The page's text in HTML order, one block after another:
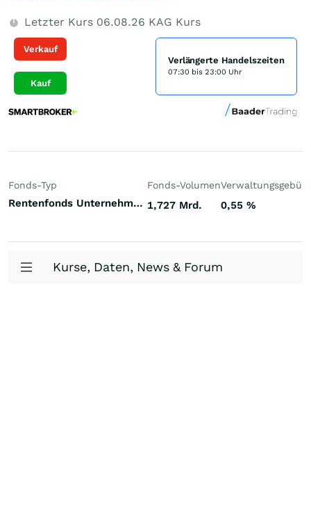
Letzter Kurs 06.08.26 KAG Kurs
Verkauf
Kauf
Verlängerte Handelszeiten
07:30 bis 23:00 Uhr
Fonds-Typ
Rentenfonds Unternehmensanleihen höherverzinst Welt Hartwährungen (Welt)
Fonds-Volumen
1,727 Mrd. 0,55 %
Kurse, Daten, News & Forum